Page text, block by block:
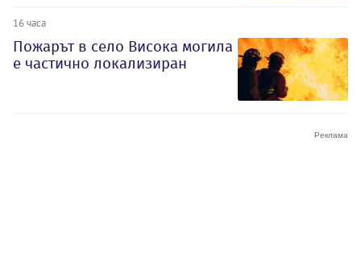
16 часа
Пожарът в село Висока могила
е частично локализиран